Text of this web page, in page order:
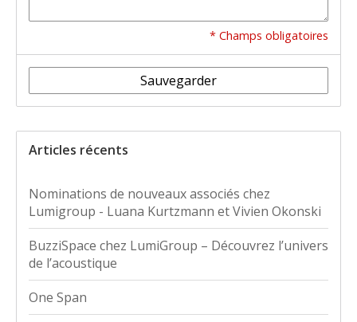
* Champs obligatoires
Sauvegarder
Articles récents
Nominations de nouveaux associés chez
Lumigroup - Luana Kurtzmann et Vivien Okonski
BuzziSpace chez LumiGroup – Découvrez l’univers
de l’acoustique
One Span